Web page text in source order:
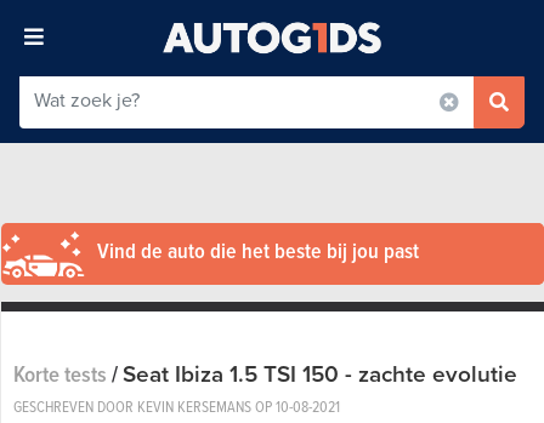
Vind de auto die het beste bij jou past
Korte tests/Seat Ibiza 1.5 TSI 150 - zachte evolutie
GESCHREVEN DOOR KEVIN KERSEMANS OP10-08-2021